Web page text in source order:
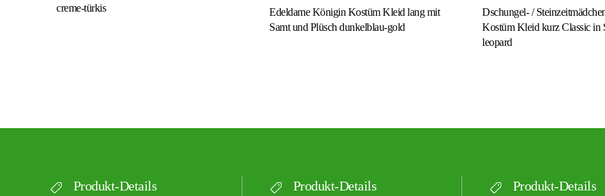
creme-türkis
Edeldame Königin Kostüm Kleid lang mit
Samt und Plüsch dunkelblau-gold
Dschungel- /
Kostüm Kleid kurz Classic in
leopard
Produkt-Details Produkt-Details Produkt-Details